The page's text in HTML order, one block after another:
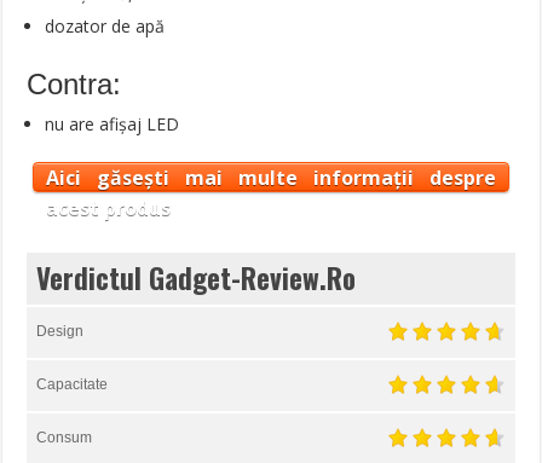
dozator de apă
Contra:
nu are afișaj LED
Aici găsești mai multe informații despre
acest produs
Verdictul Gadget-Review.Ro
Design
Capacitate
Consum